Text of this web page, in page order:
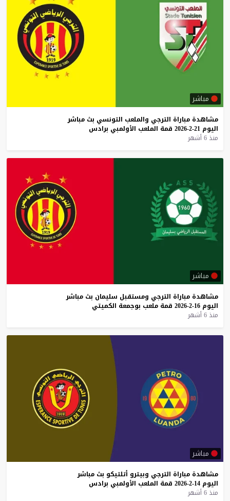
مباشر
مشاهدة مباراة الترجي والملعب التونسي بث مباشر
اليوم 21-2-2026 قمة الملعب الأولمبي برادس
منذ 6 أشهر
مباشر
مشاهدة مباراة الترجي ومستقبل سليمان بث مباشر
اليوم 16-2-2026 قمة ملعب بوجمعة الكميتي
منذ 6 أشهر
مباشر
مشاهدة مباراة الترجي وبيترو أتلتيكو بث مباشر
اليوم 14-2-2026 قمة الملعب الأولمبي برادس
منذ 6 أشهر